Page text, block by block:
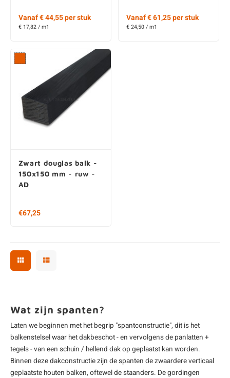
Vanaf € 44,55 per stuk
€ 17,82 / m1
Vanaf € 61,25 per stuk
€ 24,50 / m1
Zwart douglas balk -
150x150 mm - ruw -
AD
€67,25
Wat zijn spanten?
Laten we beginnen met het begrip "spantconstructie", dit is het
balkenstelsel waar het dakbeschot - en vervolgens de panlatten +
tegels - van een schuin / hellend dak op geplaatst kan worden.
Binnen deze dakconstructie zijn de spanten de zwaardere verticaal
geplaatste houten balken, oftewel de staanders. Degordingen